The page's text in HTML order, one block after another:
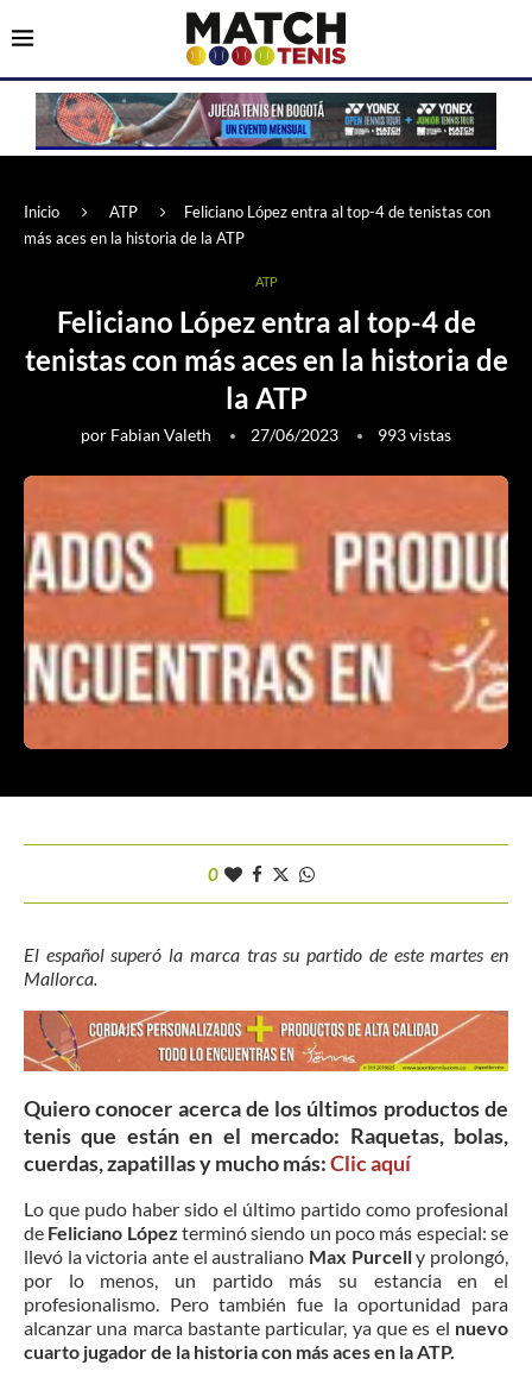
Inicio ATP
Feliciano López entra al top-4 de tenistas con
más aces en la historia de la ATP
ATP
Feliciano López entra al top-4 de
tenistas con más aces en la historia de
la ATP
por Fabian Valeth 27/06/2023 993vistas
0
El español superó la marca tras su partido de este martes en
Mallorca.
Quiero conocer acerca de los últimos productos de
tenis que están en el mercado: Raquetas, bolas,
cuerdas, zapatillas y mucho más:Clicaquí
Lo que pudo haber sido el último partido como profesional
de Feliciano López terminó siendo un poco más especial: se
llevó la victoria ante el australiano Max Purcelly prolongó,
por lo menos, un partido más su estancia en el
profesionalismo. Pero también fue la oportunidad para
alcanzar una marca bastante particular, ya que es el nuevo
cuarto jugador de la historia con más aces en la ATP.